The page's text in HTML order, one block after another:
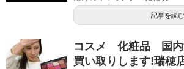
記事を読む
コスメ 化粧品 国内
買い取りします!瑞穂